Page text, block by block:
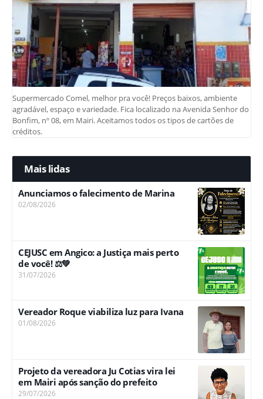
Supermercado Comel, melhor pra você! Preços baixos, ambiente
agradável, espaço e variedade. Fica localizado na Avenida Senhor do
Bonfim, nº 08, em Mairi. Aceitamos todos os tipos de cartões de
créditos.
Mais lidas
Anunciamos o falecimento de Marina
02/08/2026
CEJUSC em Angico: a Justiça mais perto
de você! ⚖️💚
31/07/2026
Vereador Roque viabiliza luz para Ivana
01/08/2026
Projeto da vereadora Ju Cotias vira lei
em Mairi após sanção do prefeito
29/07/2026